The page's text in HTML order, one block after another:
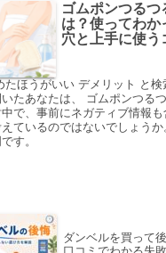
ゴムポンつるつ
は？使ってわか
穴と上手に使う
たほうがいい デメリット と
たあなたは、 ゴムポンつる
で、事前にネガティブ情報も
ているのではないでしょうか
す。
ダンベルを買って